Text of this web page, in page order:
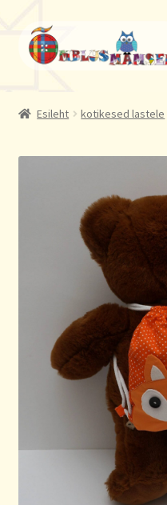
Liigu
navigeerimisele
Liigu
sisu
juurde
Esileht kotikesed lastele